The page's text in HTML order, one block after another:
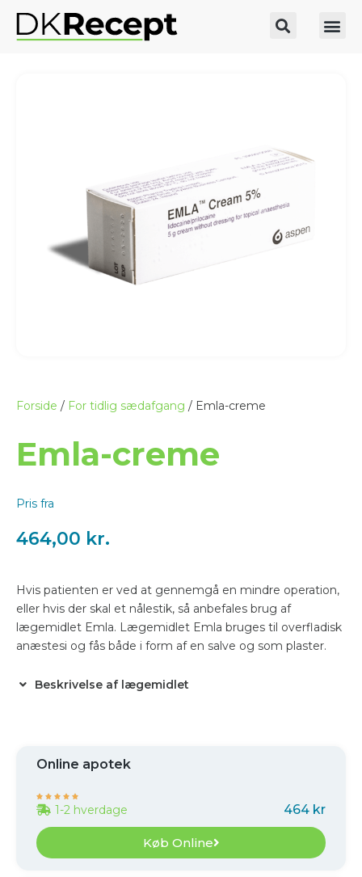
Forside / For tidlig sædafgang / Emla-creme
Emla-creme
Pris fra
464,00 kr.
Hvis patienten er ved at gennemgå en mindre operation,
eller hvis der skal et nålestik, så anbefales brug af
lægemidlet Emla. Lægemidlet Emla bruges til overfladisk
anæstesi og fås både i form af en salve og som plaster.
Beskrivelse af lægemidlet
Online apotek
    
1-2 hverdage 464 kr
Køb Online